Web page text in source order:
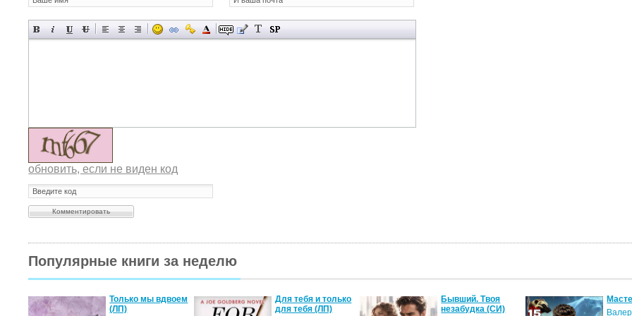
обновить, если не виден код
Популярные книги за неделю
Только мы вдвоем
(ЛП)
Для тебя и только
для тебя (ЛП)
Бывший. Твоя
незабудка (СИ)